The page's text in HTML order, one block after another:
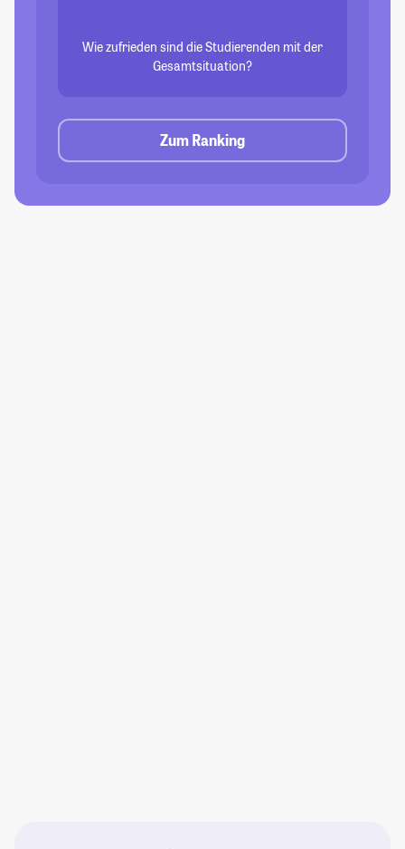
Wie zufrieden sind die Studierenden mit der
Gesamtsituation?
Zum Ranking